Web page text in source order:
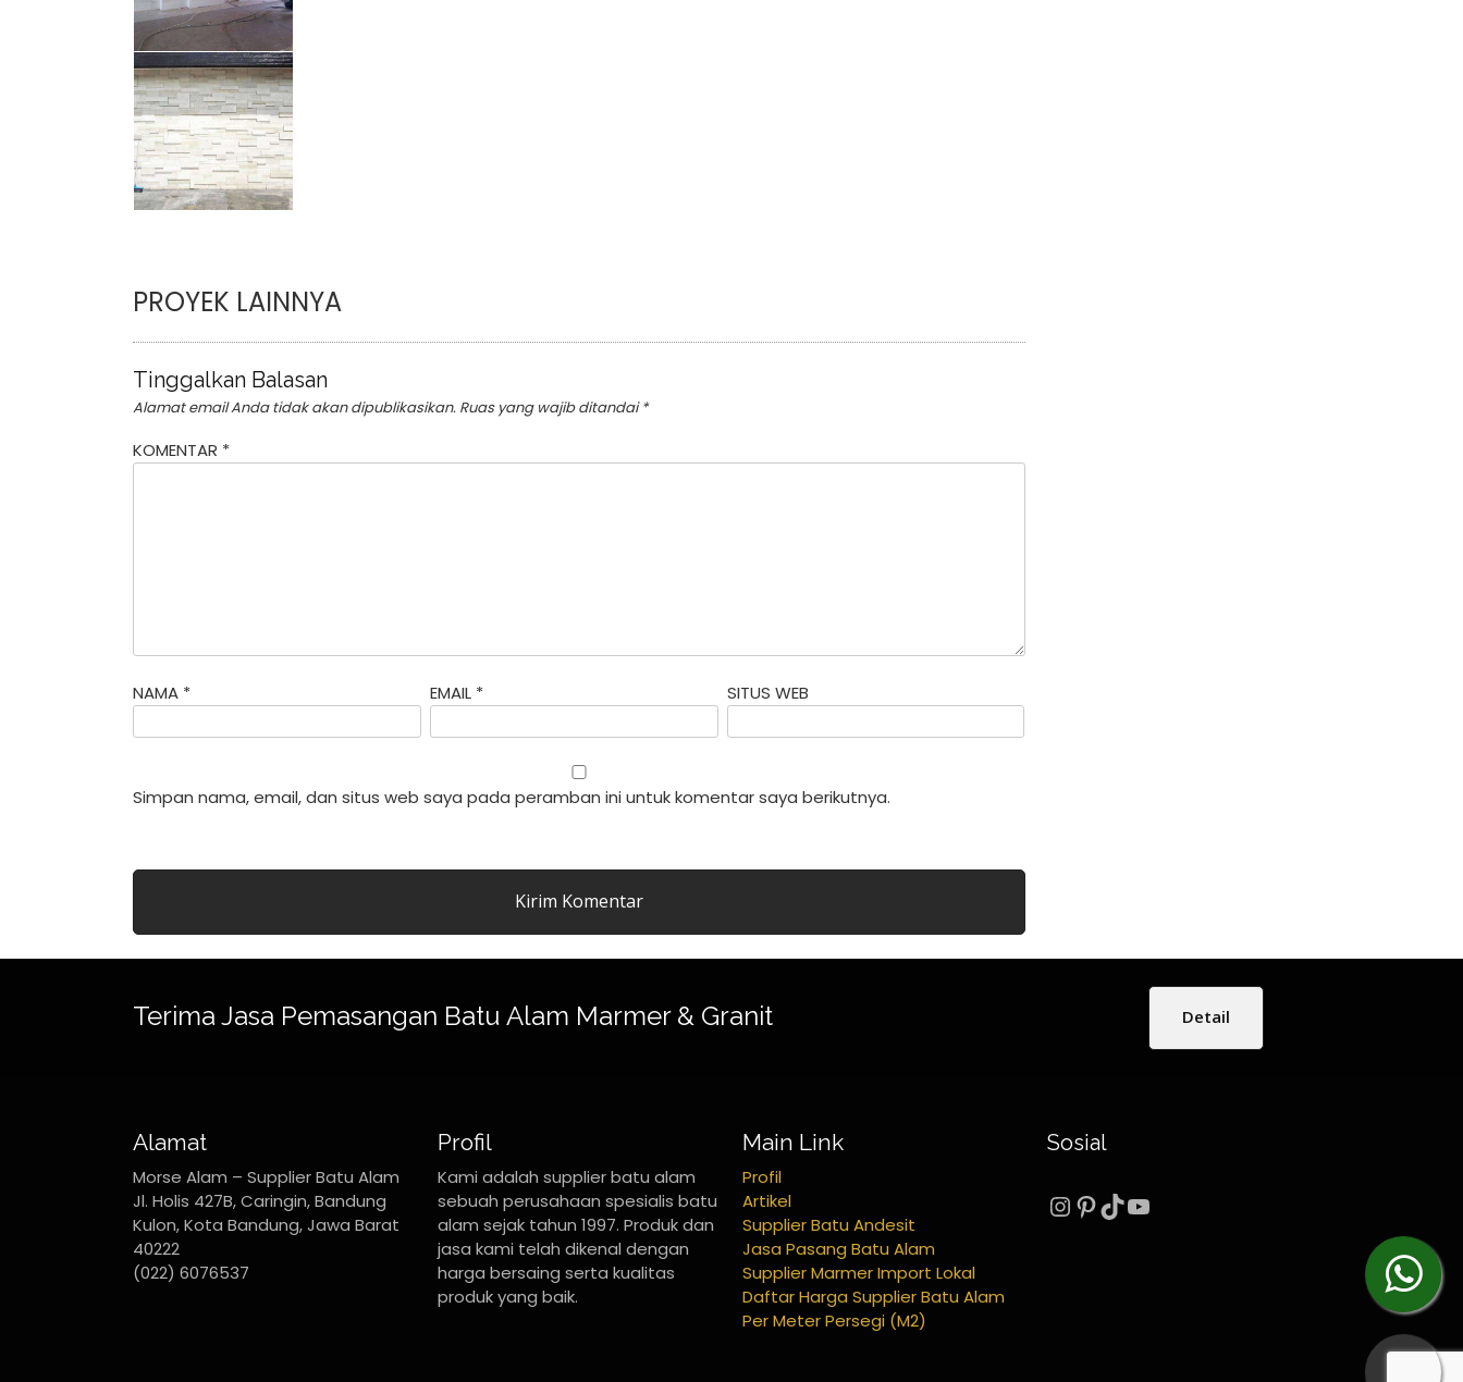
PROYEK LAINNYA
Tinggalkan Balasan
Alamat email Anda tidak akan dipublikasikan. Ruas yang wajib ditandai*
KOMENTAR *
NAMA * EMAIL * SITUS WEB
Simpan nama, email, dan situs web saya pada peramban ini untuk komentar saya berikutnya.
Terima Jasa Pemasangan Batu Alam Marmer & Granit Detail
Alamat
Morse Alam – Supplier Batu Alam
Jl. Holis 427B, Caringin, Bandung
Kulon, Kota Bandung, Jawa Barat
40222
(022) 6076537
Profil
Kami adalah supplier batu alam
sebuah perusahaan spesialis batu
alam sejak tahun 1997. Produk dan
jasa kami telah dikenal dengan
harga bersaing serta kualitas
produk yang baik.
Main Link
Profil
Artikel
Supplier Batu Andesit
Jasa Pasang Batu Alam
Supplier Marmer Import Lokal
Daftar Harga Supplier Batu Alam
Per Meter Persegi (M2)
Sosial
Instagram
Pinterest
TikTok
YouTube